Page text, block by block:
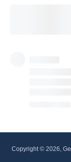
Copyright © 2026,